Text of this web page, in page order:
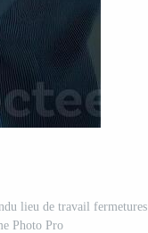
lieu de travail fermetures
Photo Pro